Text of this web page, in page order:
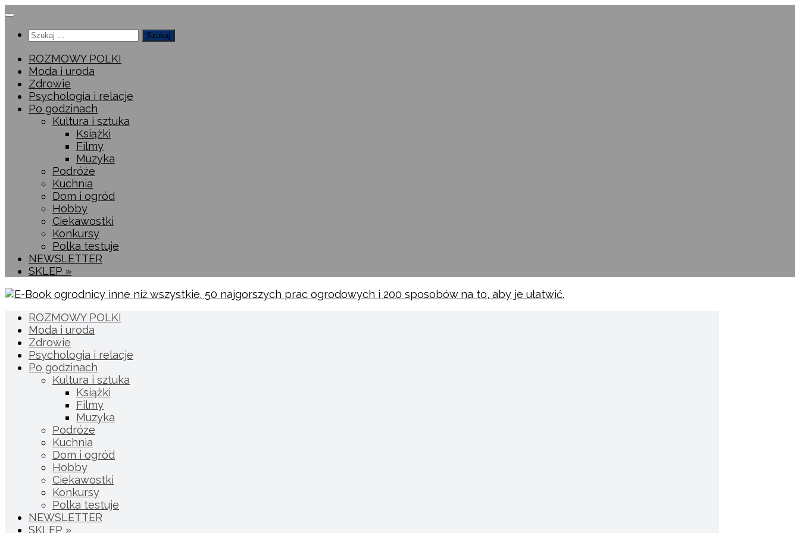
Przeskocz
treściSzukaj:
ROZMOWY POLKI
Moda i uroda
Zdrowie
Psychologia i relacje
Po godzinach
Kultura i sztuka
Książki
Filmy
Muzyka
Podróże
Kuchnia
Dom i ogród
Hobby
Ciekawostki
Konkursy
Polka testuje
NEWSLETTER
SKLEP »
ROZMOWY POLKI
Moda i uroda
Zdrowie
Psychologia i relacje
Po godzinach
Kultura i sztuka
Książki
Filmy
Muzyka
Podróże
Kuchnia
Dom i ogród
Hobby
Ciekawostki
Konkursy
Polka testuje
NEWSLETTER
SKLEP »